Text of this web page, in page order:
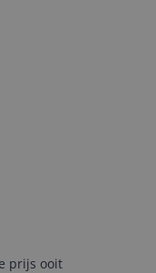
prijs ooit